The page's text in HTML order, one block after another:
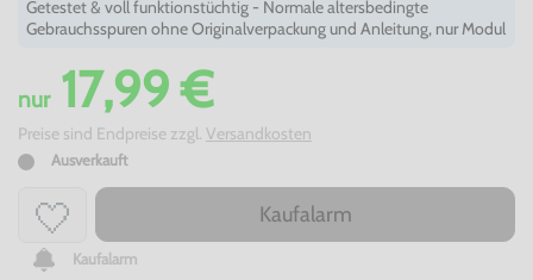
Getestet & voll funktionstüchtig - Normale altersbedingte
Gebrauchsspuren ohne Originalverpackung und Anleitung, nur Modul
nur17,99 €
Preise sind Endpreise zzgl. Versandkosten
Ausverkauft
Kaufalarm
Kaufalarm